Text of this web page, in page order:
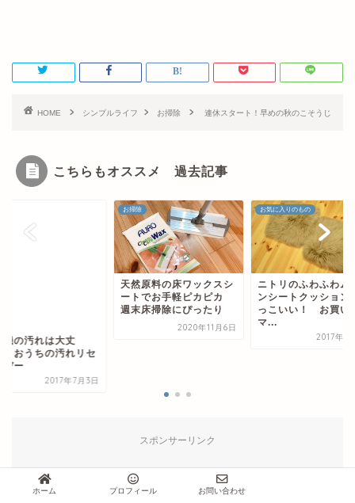
HOME シンプルライフ お掃除 連休スタート！早めの秋のこそうじ
こちらもオススメ 過去記事
お気に入りのもの
ニトリのふわふわムート
ンシートクッションがか
っこいい！ お買い物
お掃除
扇風機の汚れは大丈
スポンサーリンク
ホーム プロフィール お問い合わせ